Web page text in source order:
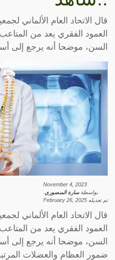
قال الاتحاد العام الألماني
العمود الفقري يعد من
‫السن، موضحا أنه يرجع إلى
November 4, 2023
بواسطةسارة المنصوري
تم تعديله February 26, 2025
العمود الفقري يعد من
‫السن، موضحا أنه يرجع إلى
ضمور